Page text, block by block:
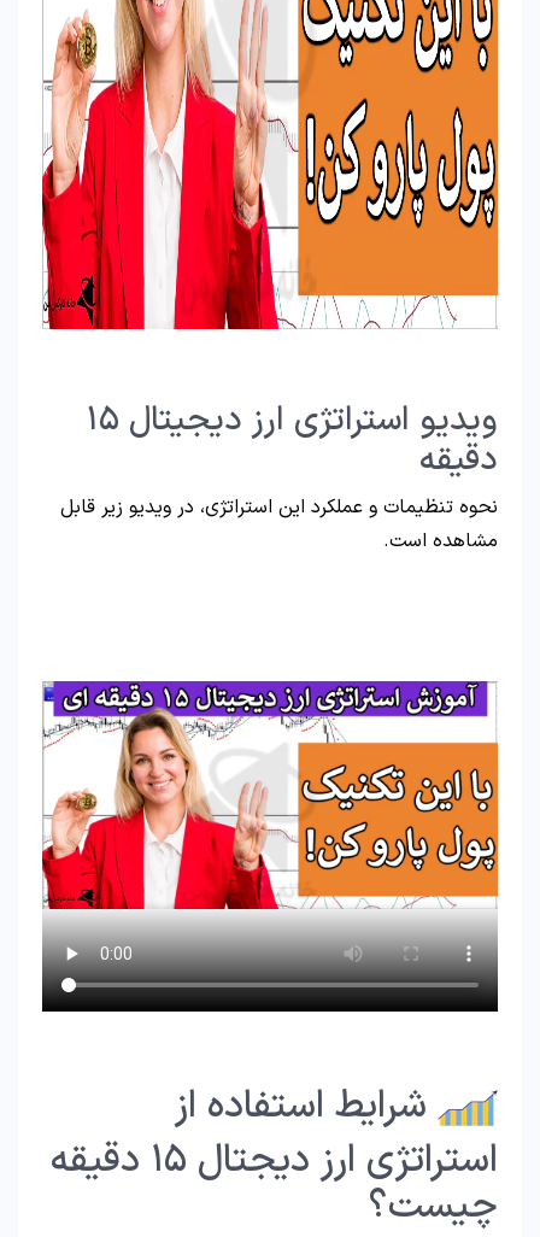
ویدیو استراتژی ارز دیجیتال ۱۵
دقیقه
نحوه تنظیمات و عملکرد این استراتژی، در ویدیو زیر قابل
مشاهده است.
شرایط استفاده از
استراتژی ارز دیجتال ۱۵ دقیقه
چیست؟